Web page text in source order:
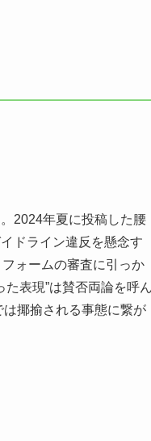
2024年夏に投稿した腰
ドライン違反を懸念す
ォームの審査に引っか
表現”は賛否両論を呼
揶揄される事態に繋が